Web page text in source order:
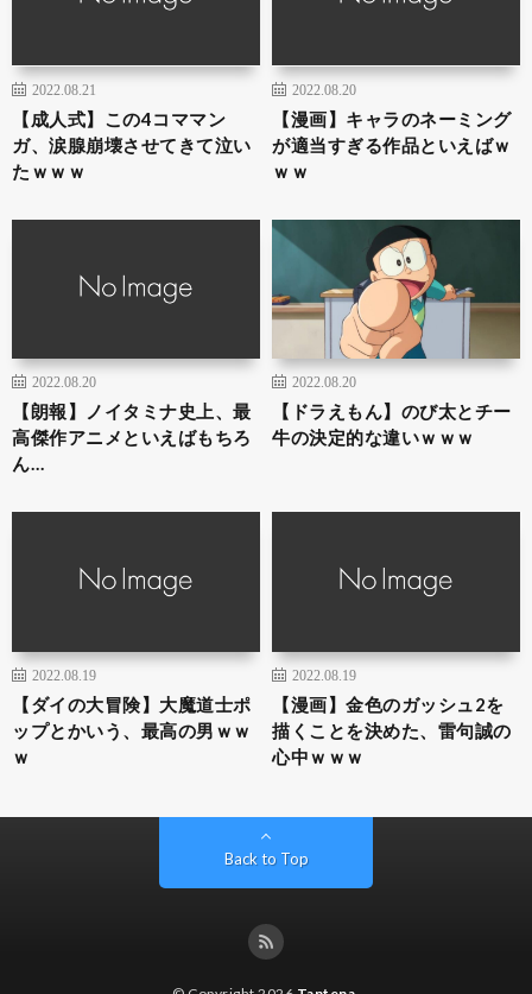
2022.08.21
【成人式】この4コママン
ガ、涙腺崩壊させてきて泣い
たｗｗｗ
2022.08.20
【漫画】キャラのネーミング
が適当すぎる作品といえばｗ
ｗｗ
2022.08.20
【朗報】ノイタミナ史上、最
高傑作アニメといえばもちろ
ん…
2022.08.20
【ドラえもん】のび太とチー
牛の決定的な違いｗｗｗ
2022.08.19
【ダイの大冒険】大魔道士ポ
ップとかいう、最高の男ｗｗ
ｗ
2022.08.19
【漫画】金色のガッシュ2を
描くことを決めた、雷句誠の
心中ｗｗｗ
Back to Top